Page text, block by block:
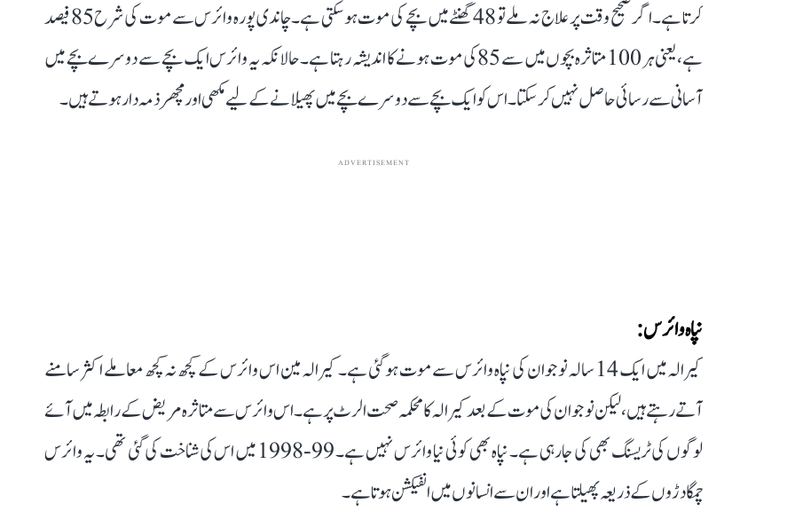
کرتا ہے۔ اگر صحیح وقت پر علاج نہ ملے تو 48 گھنٹے میں بچے کی موت ہو سکتی ہے۔ چاندی پورہ وائرس سے موت کی شرح 85 فیصد
ہے، یعنی ہر 100 متاثرہ بچوں میں سے 85 کی موت ہونے کا اندیشہ رہتا ہے۔ حالانکہ یہ وائرس ایک بچے سے دوسرے بچے میں
آسانی سے رسائی حاصل نہیں کر سکتا۔ اس کو ایک بچے سے دوسرے بچے میں پھیلانے کے لیے مکھی اور مچھر ذمہ دار ہوتے ہیں۔
ADVERTISEMENT
نپاہ وائرس:
کیرالہ میں ایک 14 سالہ نوجوان کی نپاہ وائرس سے موت ہو گئی ہے۔ کیرالہ مین اس وائرس کے کچھ نہ کچھ معاملے اکثر سامنے
آتے رہتے ہیں، لیکن نوجوان کی موت کے بعد کیرالہ کا محکمہ صحت الرٹ پر ہے۔ اس وائرس سے متاثرہ مریض کے رابطہ میں آئے
لوگوں کی ٹریسنگ بھی کی جا رہی ہے۔ نپاہ بھی کوئی نیا وائرس نہیں ہے۔ 99-1998 میں اس کی شناخت کی گئی تھی۔ یہ وائرس
چمگادڑوں کے ذریعہ پھیلتا ہے اور ان سے انسانوں میں انفیکشن ہوتا ہے۔